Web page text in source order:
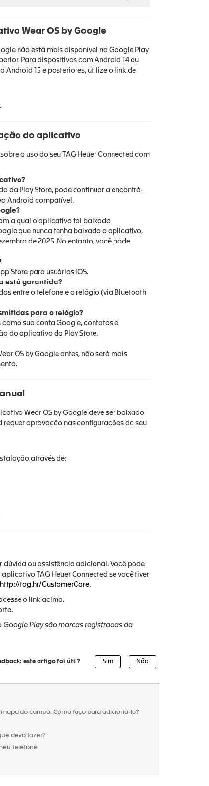
Wear OS by Google
não está mais disponível na Google Play
Para dispositivos com Android 14 ou
Android 15 e posteriores, utilize o link de
do aplicativo
o uso do seu TAG Heuer Connected com
da Play Store, pode continuar a encontrá-
Android compatível.
a qual o aplicativo foi baixado
que nunca tenha baixado o aplicativo,
de 2025. No entanto, você pode
Store para usuários iOS.
está garantida?
entre o telefone e o relógio (via Bluetooth
para o relógio?
sua conta Google, contatos e
do aplicativo da Play Store.
OS by Google antes, não será mais
Wear OS by Google deve ser baixado
aprovação nas configurações do seu
através de:
ou assistência adicional. Você pode
TAG Heuer Connected se você tiver
http://tag.hr/CustomerCare.
o link acima.
Google Play são marcas registradas da
este artigo foi útil?
do campo. Como faço para adicioná-lo?
devo fazer?
telefone